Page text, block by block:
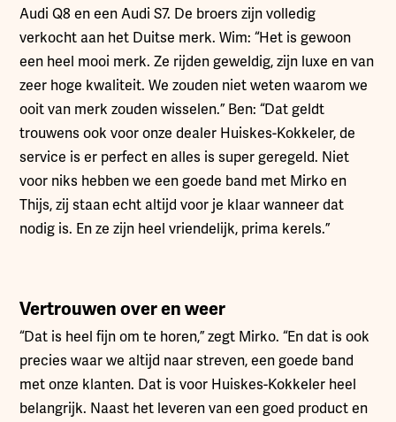
Audi Q8 en een Audi S7. De broers zijn volledig
verkocht aan het Duitse merk. Wim: “Het is gewoon
een heel mooi merk. Ze rijden geweldig, zijn luxe en van
zeer hoge kwaliteit. We zouden niet weten waarom we
ooit van merk zouden wisselen.” Ben: “Dat geldt
trouwens ook voor onze dealer Huiskes-Kokkeler, de
service is er perfect en alles is super geregeld. Niet
voor niks hebben we een goede band met Mirko en
Thijs, zij staan echt altijd voor je klaar wanneer dat
nodig is. En ze zijn heel vriendelijk, prima kerels.”
Vertrouwen over en weer
“Dat is heel fijn om te horen,” zegt Mirko. “En dat is ook
precies waar we altijd naar streven, een goede band
met onze klanten. Dat is voor Huiskes-Kokkeler heel
belangrijk. Naast het leveren van een goed product en